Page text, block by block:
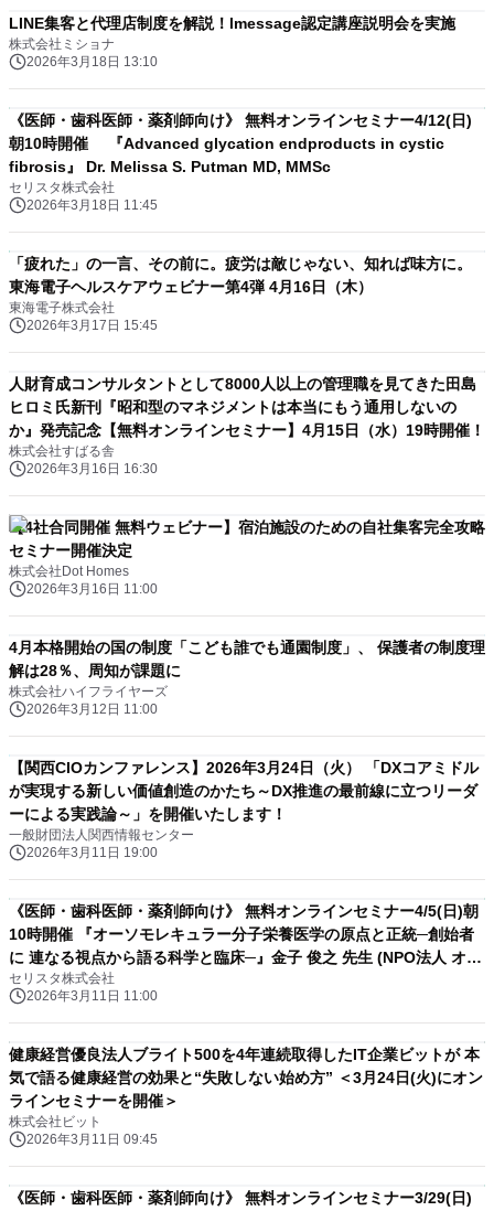
LINE集客と代理店制度を解説！lmessage認定講座説明会を実施
株式会社ミショナ
2026年3月18日 13:10
《医師・歯科医師・薬剤師向け》 無料オンラインセミナー4/12(日)
朝10時開催 『Advanced glycation endproducts in cystic
fibrosis』 Dr. Melissa S. Putman MD, MMSc
セリスタ株式会社
2026年3月18日 11:45
「疲れた」の一言、その前に。疲労は敵じゃない、知れば味方に。
東海電子ヘルスケアウェビナー第4弾 4月16日（木）
東海電子株式会社
2026年3月17日 15:45
人財育成コンサルタントとして8000人以上の管理職を見てきた田島
ヒロミ氏新刊『昭和型のマネジメントは本当にもう通用しないの
か』発売記念【無料オンラインセミナー】4月15日（水）19時開催！
株式会社すばる舎
2026年3月16日 16:30
【4社合同開催 無料ウェビナー】宿泊施設のための自社集客完全攻略
セミナー開催決定
株式会社Dot Homes
2026年3月16日 11:00
4月本格開始の国の制度「こども誰でも通園制度」、 保護者の制度理
解は28％、周知が課題に
株式会社ハイフライヤーズ
2026年3月12日 11:00
【関西CIOカンファレンス】2026年3月24日（火） 「DXコアミドル
が実現する新しい価値創造のかたち～DX推進の最前線に立つリーダ
ーによる実践論～」を開催いたします！
一般財団法人関西情報センター
2026年3月11日 19:00
《医師・歯科医師・薬剤師向け》 無料オンラインセミナー4/5(日)朝
10時開催 『オーソモレキュラー分子栄養医学の原点と正統─創始者
に 連なる視点から語る科学と臨床─』金子 俊之 先生 (NPO法人 オー
ソモレキュラー分子栄養医学協会 代表理事)
セリスタ株式会社
2026年3月11日 11:00
健康経営優良法人ブライト500を4年連続取得したIT企業ビットが 本
気で語る健康経営の効果と“失敗しない始め方” ＜3月24日(火)にオン
ラインセミナーを開催＞
株式会社ビット
2026年3月11日 09:45
《医師・歯科医師・薬剤師向け》 無料オンラインセミナー3/29(日)